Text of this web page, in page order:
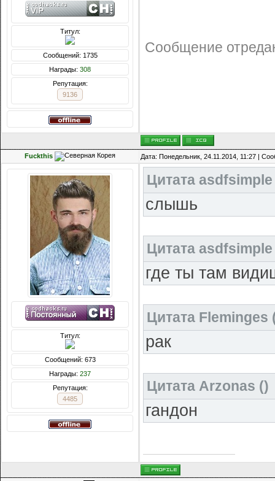
Титул:
Сообщений: 1735
Награды: 308
Репутация:
9136
Сообщение
Fuckthis Дата: Понедельник, 24.11.2014, 11:27 |
Титул:
Сообщений: 673
Награды: 237
Репутация:
4485
Цитата asdfsimple
слышь
Цитата asdfsimple
где ты там
Цитата Fleminges
рак
Цитата Arzonas ()
гандон